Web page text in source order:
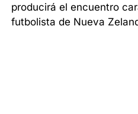
producirá el encuentro
futbolista de Nueva